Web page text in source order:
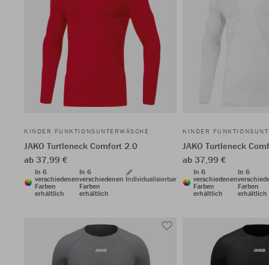
KINDER FUNKTIONSUNTERWÄSCHE
JAKO Turtleneck Comfort 2.0
ab 37,99 €
In 6
verschiedenen
Farben
erhältlich
In 6
verschiedenen
Farben
erhältlich
Individualisierbar
KINDER
JAKO Turtleneck
ab 37,99 €
In 6
verschiedenen
Farben
erhältlich
In 6
Farben
erhältlich